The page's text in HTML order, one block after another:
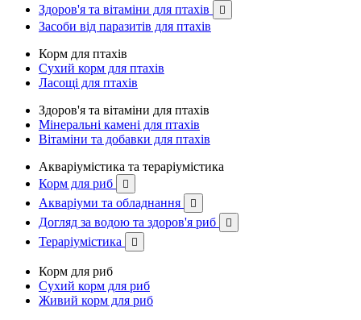
Здоров'я та вітаміни для птахів 
Засоби від паразитів для птахів
Корм для птахів
Сухий корм для птахів
Ласощі для птахів
Здоров'я та вітаміни для птахів
Мінеральні камені для птахів
Вітаміни та добавки для птахів
Акваріумістика та тераріумістика
Корм для риб

Акваріуми та обладнання 
Догляд за водою та здоров'я риб 
Тераріумістика 
Корм для риб
Сухий корм для риб
Живий корм для риб